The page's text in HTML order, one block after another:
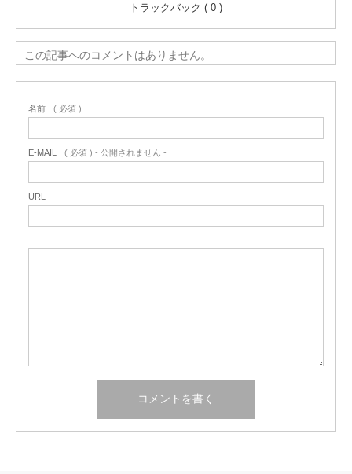
トラックバック ( 0 )
この記事へのコメントはありません。
名前 ( 必須 )
E-MAIL ( 必須 ) - 公開されません -
URL